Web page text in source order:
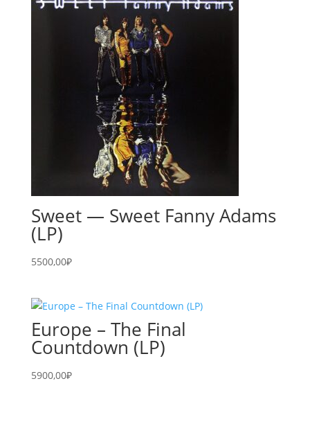
Sweet — Sweet Fanny Adams
(LP)
5500,00₽
Europe – The Final
Countdown (LP)
5900,00₽